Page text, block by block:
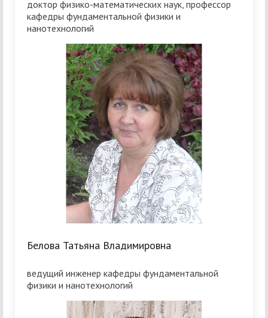
доктор физико-математических наук, профессор
кафедры фундаментальной физики и
нанотехнологий
Белова Татьяна Владимировна
ведущий инженер кафедры фундаментальной
физики и нанотехнологий